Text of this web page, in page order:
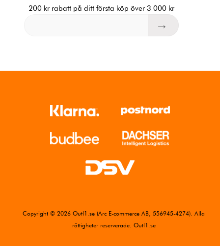
200 kr rabatt på ditt första köp över 3 000 kr
Copyright © 2026 Outl1.se (Arc E-commerce AB, 556945-4274). Alla
rättigheter reserverade. Outl1.se